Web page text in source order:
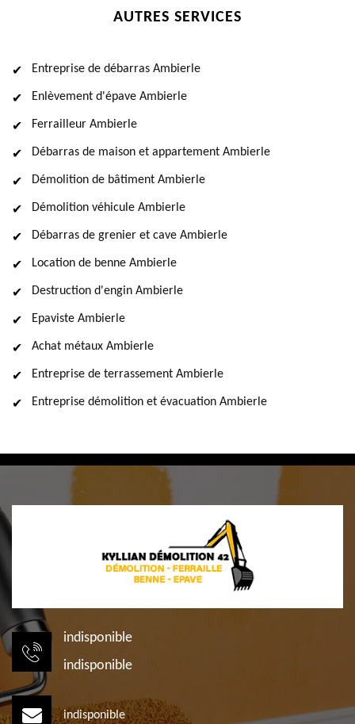
AUTRES SERVICES
Entreprise de débarras Ambierle
Enlèvement d'épave Ambierle
Ferrailleur Ambierle
Débarras de maison et appartement Ambierle
Démolition de bâtiment Ambierle
Démolition véhicule Ambierle
Débarras de grenier et cave Ambierle
Location de benne Ambierle
Destruction d'engin Ambierle
Epaviste Ambierle
Achat métaux Ambierle
Entreprise de terrassement Ambierle
Entreprise démolition et évacuation Ambierle
indisponible
indisponible
indisponible